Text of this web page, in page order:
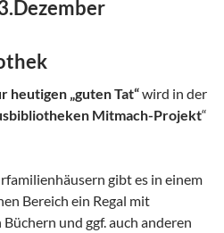
heutigen „guten Tat“wird in der
Mitmach-Projekt“
gibt es in einem
Bereich ein Regal mit
und ggf. auch anderen